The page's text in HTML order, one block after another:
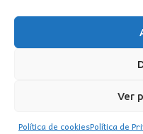
Ver
Política de cookiesPolítica de